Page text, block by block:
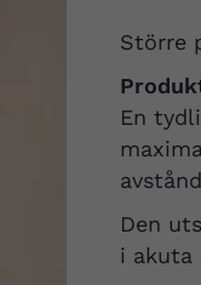
Större
En
Den
i akuta